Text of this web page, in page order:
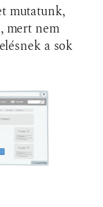
mutatunk,
mert nem
a sok